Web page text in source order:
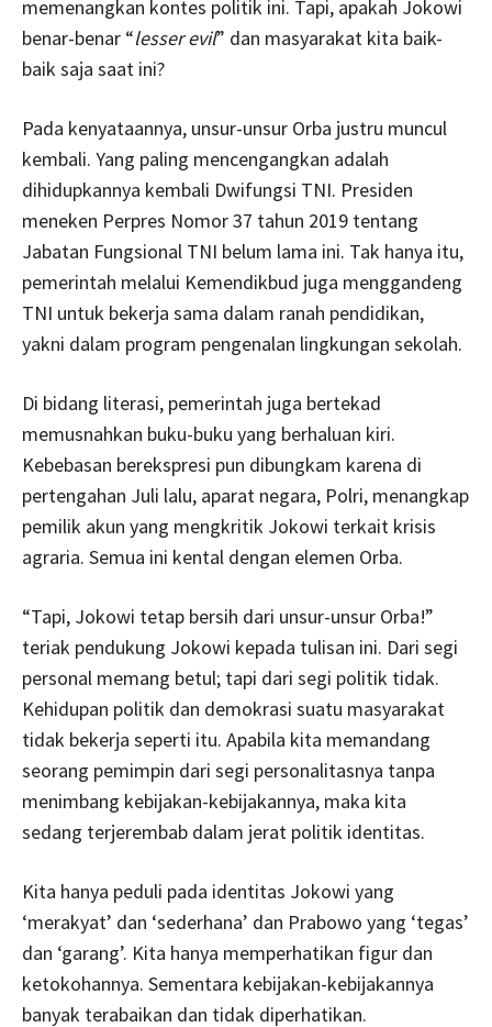
memenangkan kontes politik ini. Tapi, apakah Jokowi
benar-benar “lesser evil” dan masyarakat kita baik-
baik saja saat ini?
Pada kenyataannya, unsur-unsur Orba justru muncul
kembali. Yang paling mencengangkan adalah
dihidupkannya kembali Dwifungsi TNI. Presiden
meneken Perpres Nomor 37 tahun 2019 tentang
Jabatan Fungsional TNI belum lama ini. Tak hanya itu,
pemerintah melalui Kemendikbud juga menggandeng
TNI untuk bekerja sama dalam ranah pendidikan,
yakni dalam program pengenalan lingkungan sekolah.
Di bidang literasi, pemerintah juga bertekad
memusnahkan buku-buku yang berhaluan kiri.
Kebebasan berekspresi pun dibungkam karena di
pertengahan Juli lalu, aparat negara, Polri, menangkap
pemilik akun yang mengkritik Jokowi terkait krisis
agraria. Semua ini kental dengan elemen Orba.
“Tapi, Jokowi tetap bersih dari unsur-unsur Orba!”
teriak pendukung Jokowi kepada tulisan ini. Dari segi
personal memang betul; tapi dari segi politik tidak.
Kehidupan politik dan demokrasi suatu masyarakat
tidak bekerja seperti itu. Apabila kita memandang
seorang pemimpin dari segi personalitasnya tanpa
menimbang kebijakan-kebijakannya, maka kita
sedang terjerembab dalam jerat politik identitas.
Kita hanya peduli pada identitas Jokowi yang
‘merakyat’ dan ‘sederhana’ dan Prabowo yang ‘tegas’
dan ‘garang’. Kita hanya memperhatikan figur dan
ketokohannya. Sementara kebijakan-kebijakannya
banyak terabaikan dan tidak diperhatikan.